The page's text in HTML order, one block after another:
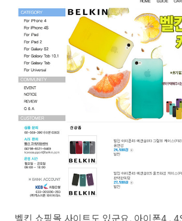
벨킨 쇼핑몰 사이트도 있군요. 아이폰4 ,